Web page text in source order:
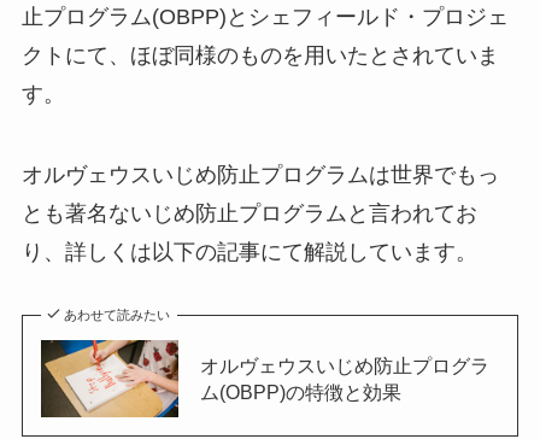
止プログラム(OBPP)とシェフィールド・プロジェ
クトにて、ほぼ同様のものを用いたとされていま
す。
オルヴェウスいじめ防止プログラムは世界でもっ
とも著名ないじめ防止プログラムと言われてお
り、詳しくは以下の記事にて解説しています。
あわせて読みたい
オルヴェウスいじめ防止プログラ
ム(OBPP)の特徴と効果